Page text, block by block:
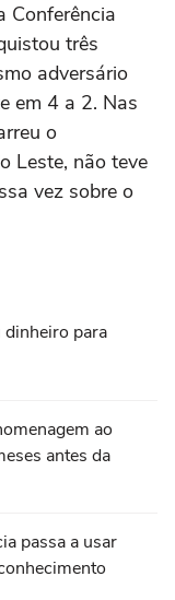
Conferência
três
adversário
em 4 a 2. Nas
o
Leste, não teve
vez sobre o
para
ao
antes da
passa a usar